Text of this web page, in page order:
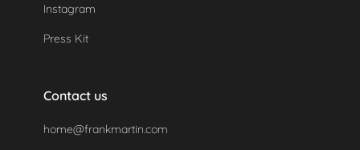
Instagram
Press Kit
Contact us
home@frankmartin.com